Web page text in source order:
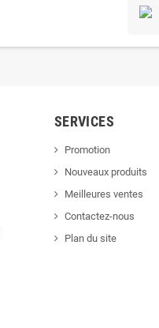
SERVICES
Promotion
Nouveaux produits
Meilleures ventes
Contactez-nous
Plan du site